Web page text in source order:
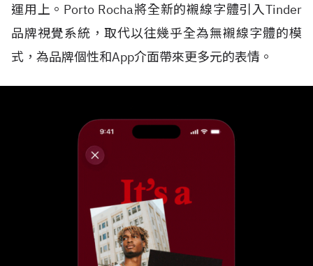
運用上。Porto Rocha將全新的襯線字體引入Tinder
品牌視覺系統，取代以往幾乎全為無襯線字體的模
式，為品牌個性和App介面帶來更多元的表情。